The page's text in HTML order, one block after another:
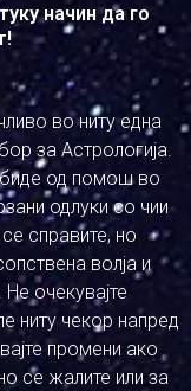
начин да го
во ниту една
за Астрологија.
биде од помош во
одлуки со чии
справите, но
волја и
очекувајте
ниту чекор напред
промени ако
се жалите или за